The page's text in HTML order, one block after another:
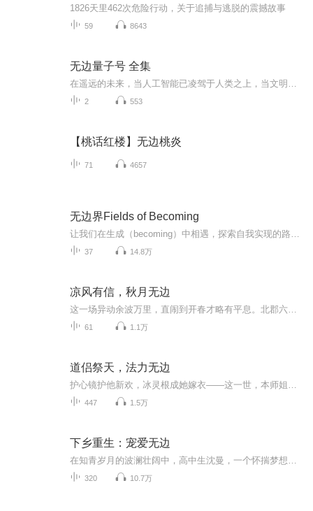
1826天里462次危险行动，关于追捕与逃脱的震撼故事
59 8643
无边量子号 全集
2 553
【桃话红楼】无边桃炎
71 4657
无边界Fields of Becoming
37 14.8万
凉风有信，秋月无边
61 1.1万
道侣祭天，法力无边
447 1.5万
下乡重生：宠爱无边
320 10.7万